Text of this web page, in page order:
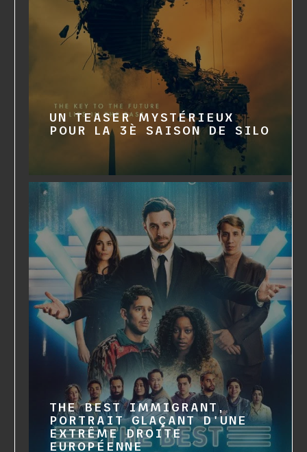
UN TEASER MYSTÉRIEUX
POUR LA 3È SAISON DE SILO
THE BEST IMMIGRANT,
PORTRAIT GLAÇANT D'UNE
EXTRÊME DROITE
EUROPÉENNE